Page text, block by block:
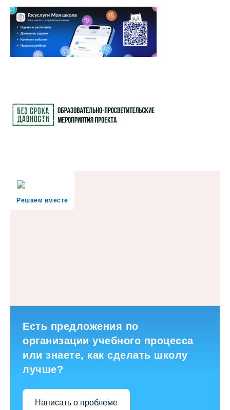
Решаем вместе
Есть предложения по
организации учебного процесса
или знаете, как сделать школу
лучше?
Написать о проблеме